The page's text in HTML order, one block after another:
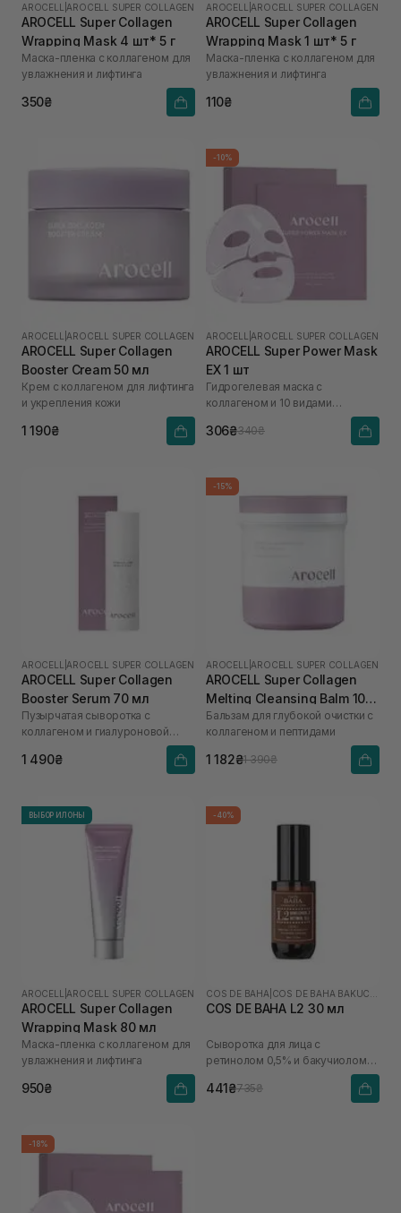
AROCELL AROCELL SUPER COLLAGEN
AROCELL Super Collagen
Wrapping Mask 4 шт* 5 г
Маска-пленка с коллагеном для
увлажнения и лифтинга
350₴
AROCELL AROCELL SUPER COLLAGEN
AROCELL Super Collagen
Wrapping Mask 1 шт* 5 г
Маска-пленка с коллагеном для
увлажнения и лифтинга
110₴
AROCELL AROCELL SUPER COLLAGEN
AROCELL Super Collagen
Booster Cream 50 мл
Крем с коллагеном для лифтинга
и укрепления кожи
1 190₴
-10%
AROCELL AROCELL SUPER COLLAGEN
AROCELL Super Power Mask
EX 1 шт
Гидрогелевая маска с
коллагеном и 10 видами
306₴340₴
AROCELL AROCELL SUPER COLLAGEN
AROCELL Super Collagen
Booster Serum 70 мл
Пузырчатая сыворотка с
коллагеном и гиалуроновой
1 490₴
-15%
AROCELL AROCELL SUPER COLLAGEN
AROCELL Super Collagen
Melting Cleansing Balm 100
г
Бальзам для глубокой очистки с
коллагеном и пептидами
1 182₴1 390₴
ВЫБОР ИЛОНЫ
AROCELL AROCELL SUPER COLLAGEN
AROCELL Super Collagen
Wrapping Mask 80 мл
Маска-пленка с коллагеном для
увлажнения и лифтинга
950₴
-40%
COS DE BAHA
COS DE BAHA L2 30 мл
Сыворотка для лица с
ретинолом 0,5% и бакучиолом
441₴735₴
-18%